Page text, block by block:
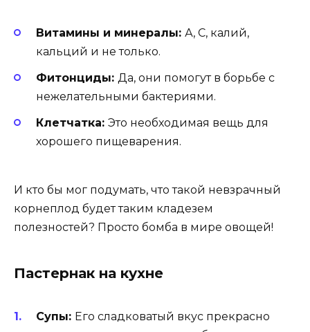
Витамины и минералы: А, С, калий,
кальций и не только.
Фитонциды: Да, они помогут в борьбе с
нежелательными бактериями.
Клетчатка: Это необходимая вещь для
хорошего пищеварения.
И кто бы мог подумать, что такой невзрачный
корнеплод будет таким кладезем
полезностей? Просто бомба в мире овощей!
Пастернак на кухне
Супы: Его сладковатый вкус прекрасно